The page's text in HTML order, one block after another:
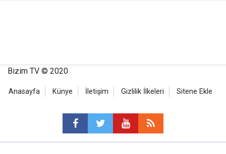
Bizim TV © 2020
Anasayfa Künye İletişim Gizlilik İlkeleri Sitene Ekle